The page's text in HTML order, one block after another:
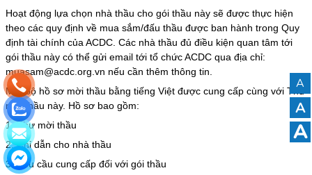
Hoạt động lựa chọn nhà thầu cho gói thầu này sẽ được thực hiện
theo các quy định về mua sắm/đấu thầu được ban hành trong Quy
định tài chính của ACDC. Các nhà thầu đủ điều kiện quan tâm tới
gói thầu này có thể gửi email tới tổ chức ACDC qua địa chỉ:
muasam@acdc.org.vn nếu cần thêm thông tin.
Một bộ hồ sơ mời thầu bằng tiếng Việt được cung cấp cùng với Thư
mời thầu này. Hồ sơ bao gồm:
1. Thư mời thầu
2. Chỉ dẫn cho nhà thầu
3. Yêu cầu cung cấp đối với gói thầu
A
A
A